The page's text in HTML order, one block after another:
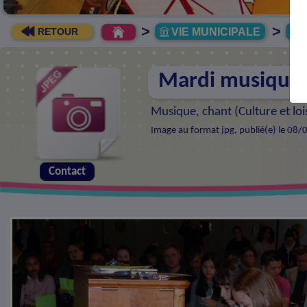
RETOUR > VIE MUNICIPALE >
Mardi musique
Musique, chant (Culture et
Image au format jpg, publié(e) le
Contact